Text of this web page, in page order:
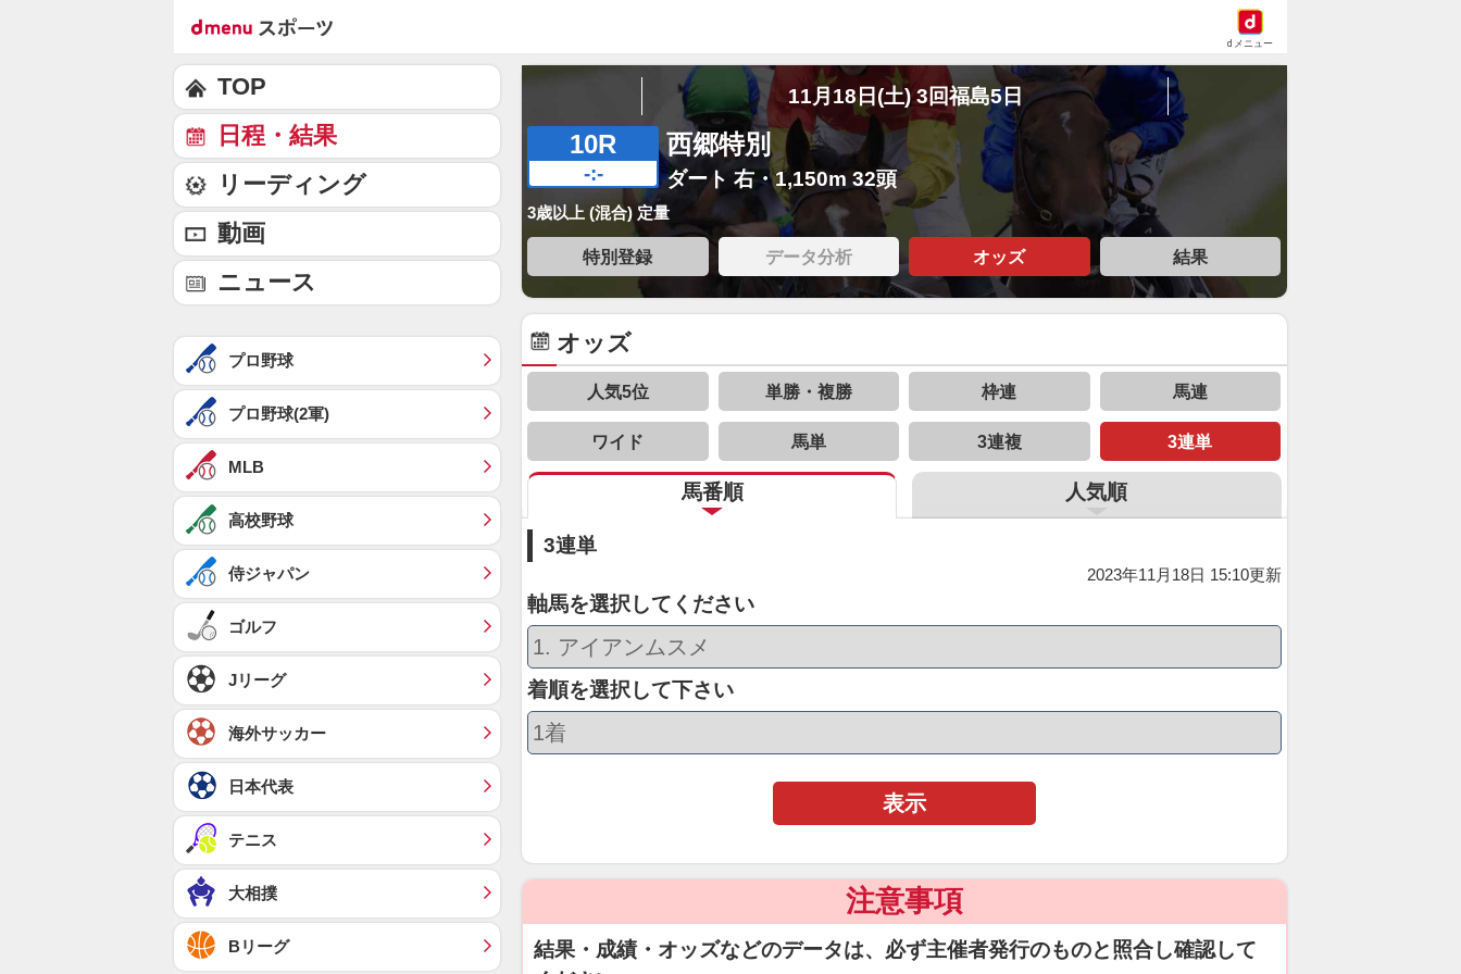
dメニュー
11月18日(土) 3回福島5日
10R
-:-
西郷特別
ダート 右・1,150m 32頭
3歳以上 (混合) 定量
特別登録 データ分析 オッズ 結果
オッズ
人気5位 単勝・複勝 枠連 馬連
ワイド 馬単 3連複 3連単
馬番順 人気順
3連単
2023年11月18日 15:10更新
軸馬を選択してください
着順を選択して下さい
表示
注意事項
結果・成績・オッズなどのデータは、必ず主催者発行のものと照合し確認して
TOP
日程・結果
リーディング
動画
ニュース
プロ野球
プロ野球(2軍)
MLB
高校野球
侍ジャパン
ゴルフ
Jリーグ
海外サッカー
日本代表
テニス
大相撲
Bリーグ